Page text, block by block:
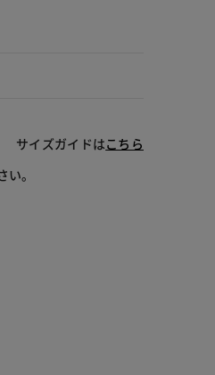
サイズガイドはこちら
。